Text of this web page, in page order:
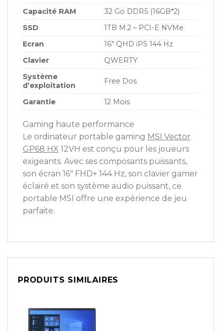
Capacité RAM
32 Go DDR5 (16GB*2)
SSD
1TB M.2 – PCI-E NVMe
Ecran
16″ QHD iPS 144 Hz
Clavier
QWERTY
Système
d’exploitation
Free Dos
Garantie 12 Mois
Gaming haute performance
Le ordinateur portable gaming MSI Vector
GP68 HX 12VH est conçu pour les joueurs
exigeants. Avec ses composants puissants,
son écran 16″ FHD+ 144 Hz, son clavier gamer
éclairé et son système audio puissant, ce
portable MSI offre une expérience de jeu
parfaite.
PRODUITS SIMILAIRES